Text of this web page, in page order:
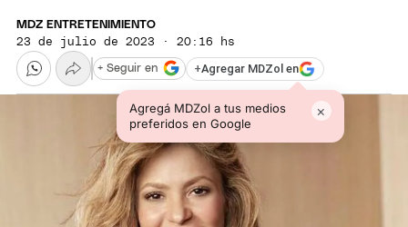
MDZ ENTRETENIMIENTO
23 de julio de 2023 · 20:16 hs
+Agregar MDZol en
Agregá MDZol a tus medios
preferidos en Google
×
+ Seguir en